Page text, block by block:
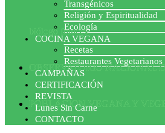
biólogo francés
OBSERVATORIO NACIONAL
POBLACION VEGANA Y
Transgénicos
Religión y Espiritualidad
Ecología
COCINA VEGANA
Recetas
Restaurantes
CAMPAÑAS
CERTIFICACIÓN
REVISTA
Lunes Sin Carne
CONTACTO